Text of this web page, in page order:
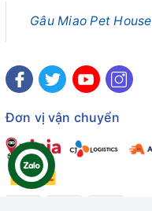
Gâu Miao Pet House
Đơn vị vận chuyển